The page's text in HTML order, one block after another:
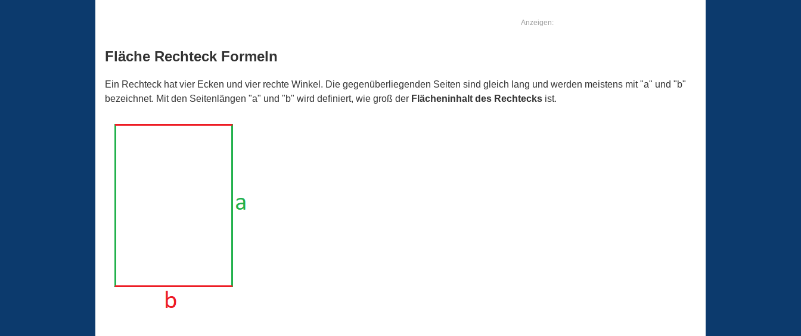
Anzeigen:
Fläche Rechteck Formeln
Ein Rechteck hat vier Ecken und vier rechte Winkel. Die gegenüberliegenden Seiten sind gleich lang und werden meistens mit "a" und "b"
bezeichnet. Mit den Seitenlängen "a" und "b" wird definiert, wie groß der Flächeninhalt des Rechtecks ist.